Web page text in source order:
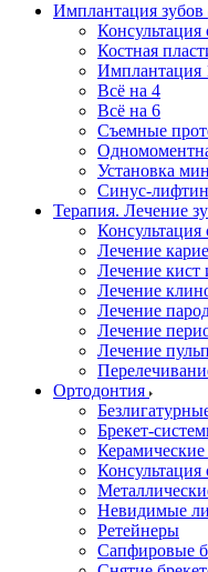
Имплантация зубов
Консультация
Костная
Имплантация
Всё на 4
Всё на 6
Съемные
Установка
Синус-
Терапия. Лечение
Консультация
Лечение
Лечение кист
Лечение
Лечение
Лечение
Лечение
Ортодонтия
Брекет-
Консультация
Невидимые
Ретейнеры
Сапфировые